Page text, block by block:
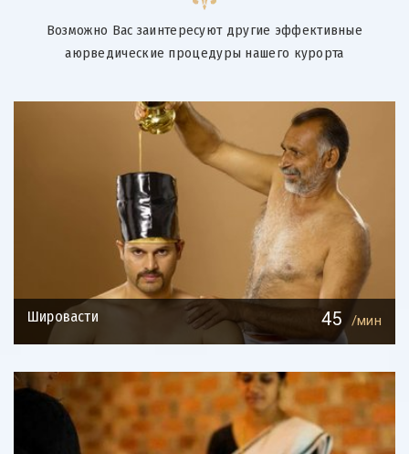
Возможно Вас заинтересуют другие эффективные
аюрведические процедуры нашего курорта
Шировасти 45 /мин